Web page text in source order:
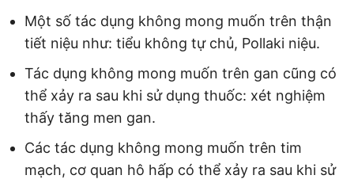
Một số tác dụng không mong muốn trên thận
tiết niệu như: tiểu không tự chủ, Pollaki niệu.
Tác dụng không mong muốn trên gan cũng có
thể xảy ra sau khi sử dụng thuốc: xét nghiệm
thấy tăng men gan.
Các tác dụng không mong muốn trên tim
mạch, cơ quan hô hấp có thể xảy ra sau khi sử